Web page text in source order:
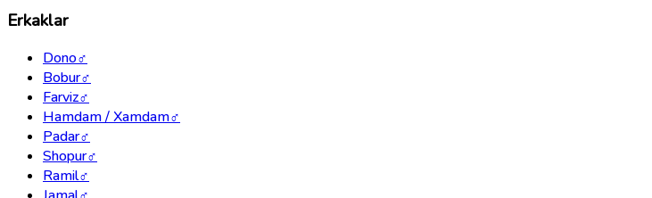
Erkaklar
Dono♂
Bobur♂
Farviz♂
Hamdam / Xamdam♂
Padar♂
Shopur♂
Ramil♂